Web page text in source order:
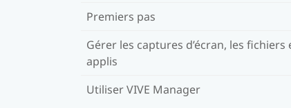
Premiers pas
Gérer les captures d’écran, les fichiers
applis
Utiliser VIVE Manager